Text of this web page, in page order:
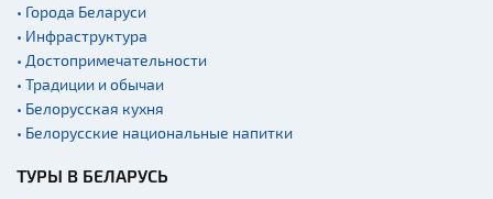
• Города Беларуси
• Инфраструктура
• Достопримечательности
• Традиции и обычаи
• Белорусская кухня
• Белорусские национальные напитки
ТУРЫ В БЕЛАРУСЬ